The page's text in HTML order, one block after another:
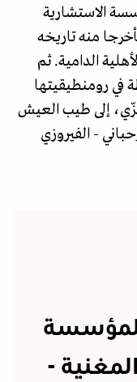
الاستشارية
منه تاريخه
الدامية. ثم
في رومنطيقيتها
إلى طيب العيش
- الفيروزي
-